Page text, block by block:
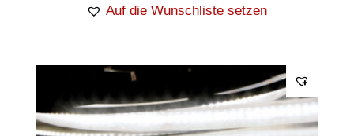
Auf die Wunschliste setzen